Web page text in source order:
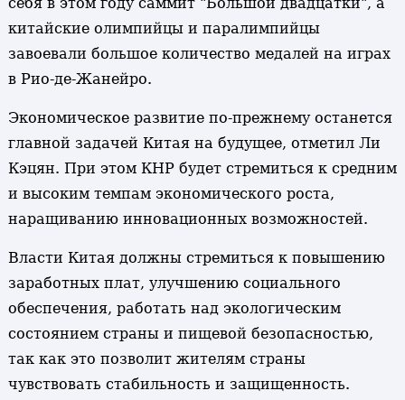
китайские олимпийцы и паралимпийцы
завоевали большое количество медалей на играх
в Рио-де-Жанейро.
Экономическое развитие по-прежнему останется
главной задачей Китая на будущее, отметил Ли
Кэцян. При этом КНР будет стремиться к средним
и высоким темпам экономического роста,
наращиванию инновационных возможностей.
Власти Китая должны стремиться к повышению
заработных плат, улучшению социального
обеспечения, работать над экологическим
состоянием страны и пищевой безопасностью,
так как это позволит жителям страны
чувствовать стабильность и защищенность.